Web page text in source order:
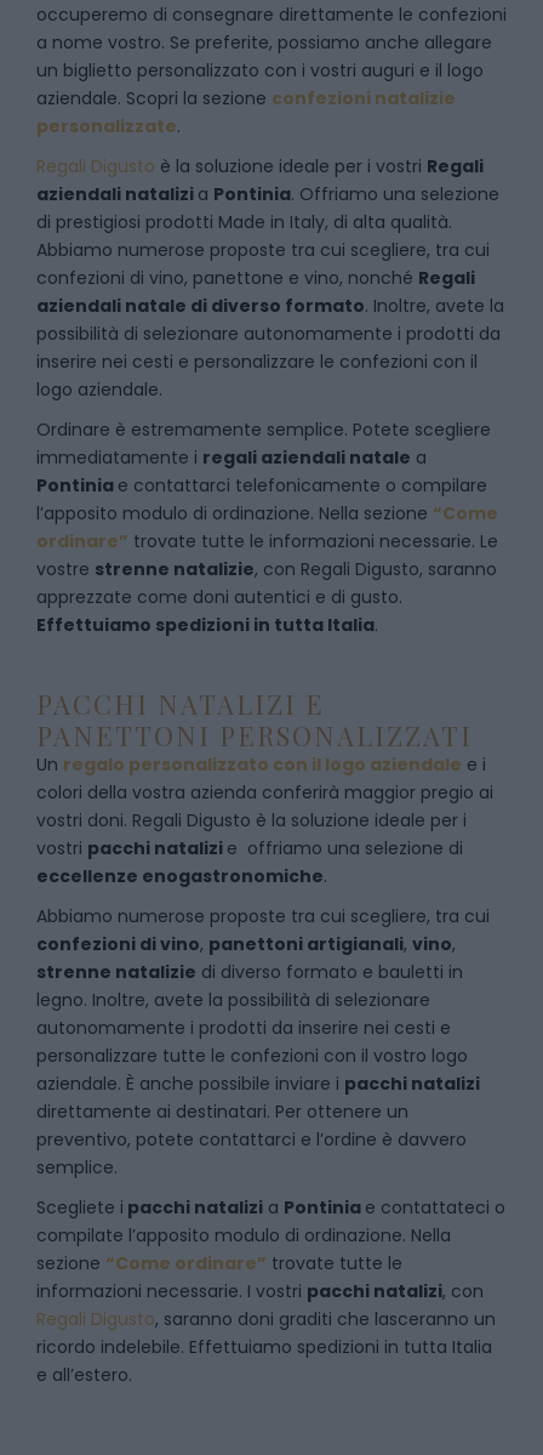
occuperemo di consegnare direttamente le confezioni
a nome vostro. Se preferite, possiamo anche allegare
un biglietto personalizzato con i vostri auguri e il logo
aziendale. Scopri la sezione confezioni natalizie
personalizzate.
Regali Digusto è la soluzione ideale per i vostri Regali
aziendali natalizi a Pontinia. Offriamo una selezione
di prestigiosi prodotti Made in Italy, di alta qualità.
Abbiamo numerose proposte tra cui scegliere, tra cui
confezioni di vino, panettone e vino, nonché Regali
aziendali natale di diverso formato. Inoltre, avete la
possibilità di selezionare autonomamente i prodotti da
inserire nei cesti e personalizzare le confezioni con il
logo aziendale.
Ordinare è estremamente semplice. Potete scegliere
immediatamente i regali aziendali natale a
Pontinia e contattarci telefonicamente o compilare
l’apposito modulo di ordinazione. Nella sezione “Come
ordinare” trovate tutte le informazioni necessarie. Le
vostre strenne natalizie, con Regali Digusto, saranno
apprezzate come doni autentici e di gusto.
Effettuiamo spedizioni in tutta Italia.
PACCHI NATALIZI E
PANETTONI PERSONALIZZATI
Un regalo personalizzato con il logo aziendale e i
colori della vostra azienda conferirà maggior pregio ai
vostri doni. Regali Digusto è la soluzione ideale per i
vostri pacchi natalizi e offriamo una selezione di
eccellenze enogastronomiche.
Abbiamo numerose proposte tra cui scegliere, tra cui
confezioni di vino, panettoni artigianali, vino,
strenne natalizie di diverso formato e bauletti in
legno. Inoltre, avete la possibilità di selezionare
autonomamente i prodotti da inserire nei cesti e
personalizzare tutte le confezioni con il vostro logo
aziendale. È anche possibile inviare i pacchi natalizi
direttamente ai destinatari. Per ottenere un
preventivo, potete contattarci e l’ordine è davvero
semplice.
Scegliete i pacchi natalizi a Pontinia e contattateci o
compilate l’apposito modulo di ordinazione. Nella
sezione “Come ordinare” trovate tutte le
informazioni necessarie. I vostri pacchi natalizi, con
Regali Digusto, saranno doni graditi che lasceranno un
ricordo indelebile. Effettuiamo spedizioni in tutta Italia
e all’estero.